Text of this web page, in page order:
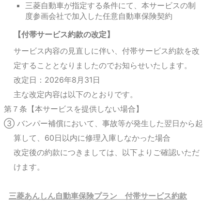
三菱自動車が指定する条件にて、本サービスの制
度参画会社で加入した任意自動車保険契約
【付帯サービス約款の改定】
サービス内容の見直しに伴い、付帯サービス約款を改
定することとなりましたのでお知らせいたします。
改定日：2026年8月31日
主な改定内容は以下のとおりです。
第７条【本サービスを提供しない場合】
③ バンパー補償において、事故等が発生した翌日から起
算して、60日以内に修理入庫しなかった場合
改定後の約款につきましては、以下よりご確認いただ
けます。
三菱あんしん自動車保険プラン 付帯サービス約款